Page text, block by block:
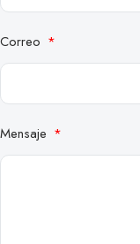
Correo
Mensaje